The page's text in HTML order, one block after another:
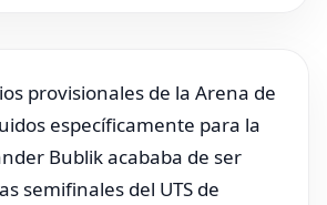
provisionales de la Arena de
específicamente para la
Bublik acababa de ser
semifinales del UTS de